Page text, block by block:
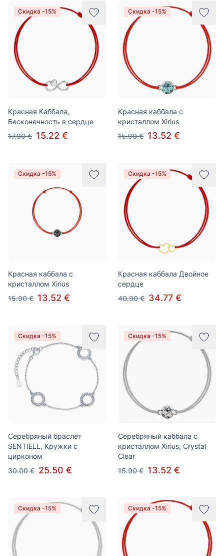
Скидка -15%
Красная Каббала,
Бесконечность в сердце
17.90 € 15.22 €
Скидка -15%
Красная каббала с
кристаллом Xirius
15.90 € 13.52 €
Скидка -15%
Красная каббала с
кристаллом Xirius
15.90 € 13.52 €
Скидка -15%
Красная каббала Двойное
сердце
40.90 € 34.77 €
Скидка -15%
Серебряный браслет
SENTIELL, Кружки с
цирконом
30.00 € 25.50 €
Скидка -15%
Серебряный каббала с
кристаллом Xirius, Crystal
Clear
15.90 € 13.52 €
Скидка -15% Скидка -15%